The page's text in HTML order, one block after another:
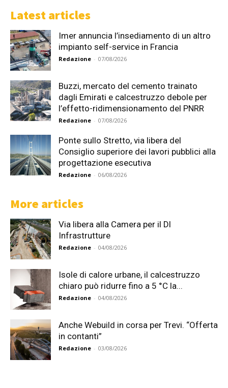
Latest articles
Imer annuncia l’insediamento di un altro
impianto self-service in Francia
Redazione - 07/08/2026
Buzzi, mercato del cemento trainato
dagli Emirati e calcestruzzo debole per
l’effetto-ridimensionamento del PNRR
Redazione - 07/08/2026
Ponte sullo Stretto, via libera del
Consiglio superiore dei lavori pubblici alla
progettazione esecutiva
Redazione - 06/08/2026
More articles
Via libera alla Camera per il Dl
Infrastrutture
Redazione - 04/08/2026
Isole di calore urbane, il calcestruzzo
chiaro può ridurre fino a 5 °C la...
Redazione - 04/08/2026
Anche Webuild in corsa per Trevi. “Offerta
in contanti”
Redazione - 03/08/2026